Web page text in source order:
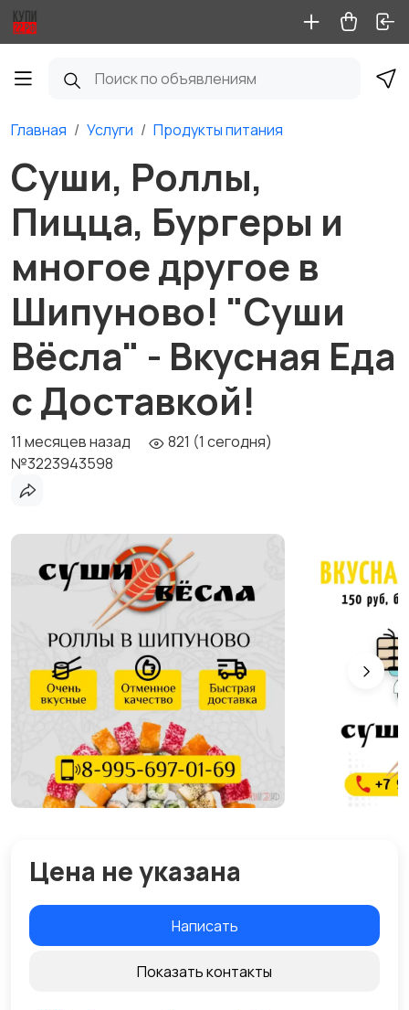
Главная Услуги Продукты питания
Суши, Роллы,
Пицца, Бургеры и
многое другое в
Шипуново! "Суши
Вёсла" - Вкусная Еда
с Доставкой!
11 месяцев назад
821 (1 сегодня)
№3223943598
Цена не указана
Написать
Показать контакты